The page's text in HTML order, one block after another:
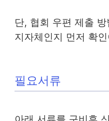
단, 협회 우편 제출
지자체인지 먼저 확
필요서류